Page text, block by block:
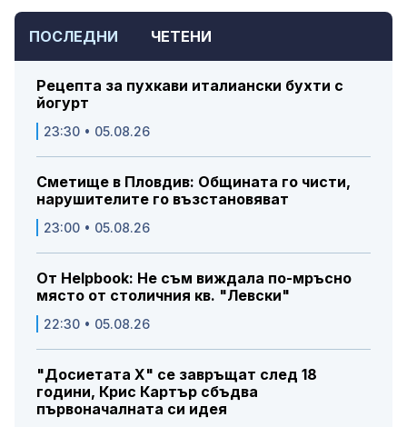
ПОСЛЕДНИ ЧЕТЕНИ
Рецепта за пухкави италиански бухти с
йогурт
23:30 • 05.08.26
Сметище в Пловдив: Общината го чисти,
нарушителите го възстановяват
23:00 • 05.08.26
От Helpbook: Не съм виждала по-мръсно
място от столичния кв. "Левски"
22:30 • 05.08.26
"Досиетата Х" се завръщат след 18
години, Крис Картър сбъдва
първоначалната си идея